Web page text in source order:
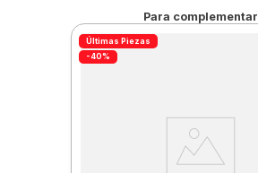
Para complementar
Últimas Piezas
-40%